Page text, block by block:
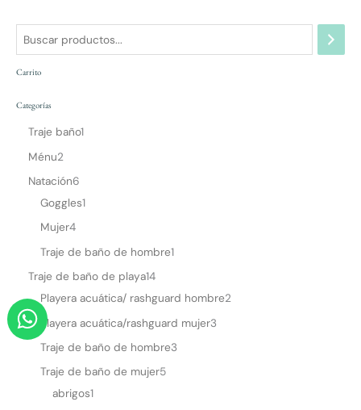
W
h
Carrito
Categorías
Traje baño1
Ménu2
Natación6
Goggles1
Mujer4
Traje de baño de hombre1
Traje de baño de playa14
Playera acuática/ rashguard hombre2
Playera acuática/rashguard mujer3
Traje de baño de hombre3
Traje de baño de mujer5
abrigos1